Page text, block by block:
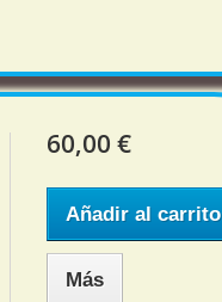
60,00 €
Añadir al carrito
Más